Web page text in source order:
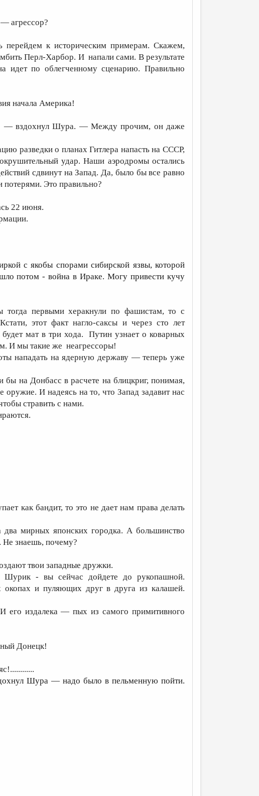
агрессор?
к историческим примерам. Скажем,
Перл-Харбор. И напали сами. В результате
по облегченному сценарию. Правильно
начала Америка!
— вздохнул Шура. — Между прочим, он даже
разведки о планах Гитлера напасть на СССР,
удар. Наши аэродромы остались
сдвинут на Запад. Да, было бы все равно
Это правильно?
22 июня.
с якобы спорами сибирской язвы, которой
потом - война в Ираке. Могу привести кучу
первыми херакнули по фашистам, то с
этот факт нагло-саксы и через сто лет
мат в три хода. Путин узнает о коварных
И мы такие же неагрессоры!
нападать на ядерную державу — теперь уже
на Донбасс в расчете на блицкриг, понимая,
оружие. И надеясь на то, что Запад задавит нас
стравить с нами.
как бандит, то это не дает нам права делать
мирных японских городка. А большинство
Не знаешь, почему?
твои западные дружки.
- вы сейчас дойдете до рукопашной.
и пуляющих друг в друга из калашей.
его издалека — пых из самого примитивного
Донецк!
Шура — надо было в пельменную пойти.